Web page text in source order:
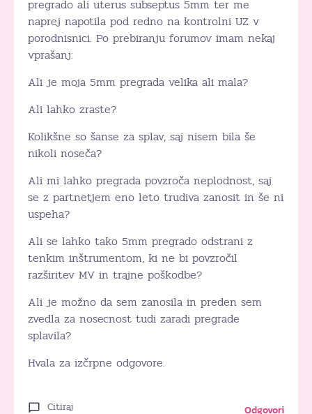
pregrado ali uterus subseptus 5mm ter me
naprej napotila pod redno na kontrolni UZ v
porodnisnici. Po prebiranju forumov imam nekaj
vprašanj:
Ali je moja 5mm pregrada velika ali mala?
Ali lahko zraste?
Kolikšne so šanse za splav, saj nisem bila še
nikoli noseča?
Ali mi lahko pregrada povzroča neplodnost, saj
se z partnetjem eno leto trudiva zanosit in še ni
uspeha?
Ali se lahko tako 5mm pregrado odstrani z
tenkim inštrumentom, ki ne bi povzročil
razširitev MV in trajne poškodbe?
Ali je možno da sem zanosila in preden sem
zvedla za nosecnost tudi zaradi pregrade
splavila?
Hvala za izčrpne odgovore.
Citiraj Odgovori